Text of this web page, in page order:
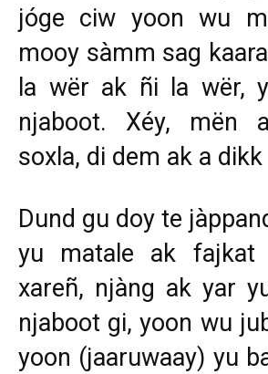
jóge ciw yoon wu
mooy sàmm sag
la wër ak ñi la wër,
njaboot. Xéy, mën
soxla, di dem ak a
Dund gu doy te
yu matale ak
xareñ, njàng ak yar
njaboot gi, yoon wu
yoon (jaaruwaay) yu